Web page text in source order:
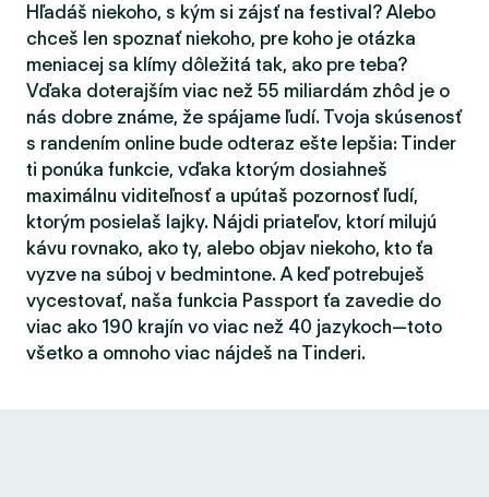
Hľadáš niekoho, s kým si zájsť na festival? Alebo
chceš len spoznať niekoho, pre koho je otázka
meniacej sa klímy dôležitá tak, ako pre teba?
Vďaka doterajším viac než 55 miliardám zhôd je o
nás dobre známe, že spájame ľudí. Tvoja skúsenosť
s randením online bude odteraz ešte lepšia: Tinder
ti ponúka funkcie, vďaka ktorým dosiahneš
maximálnu viditeľnosť a upútaš pozornosť ľudí,
ktorým posielaš lajky. Nájdi priateľov, ktorí milujú
kávu rovnako, ako ty, alebo objav niekoho, kto ťa
vyzve na súboj v bedmintone. A keď potrebuješ
vycestovať, naša funkcia Passport ťa zavedie do
viac ako 190 krajín vo viac než 40 jazykoch—toto
všetko a omnoho viac nájdeš na Tinderi.